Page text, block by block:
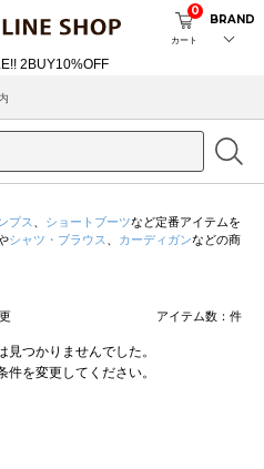
カート
0
BRAND
プス ショートブーツなど定番アイテムを
シャツ・ブラウス カーディガンなどの商
アイテム数： 件
つかりませんでした。
件を変更してください。